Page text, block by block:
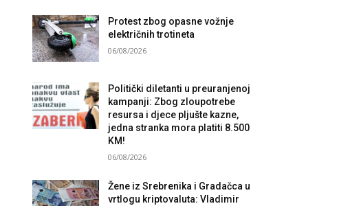
Protest zbog opasne vožnje
električnih trotineta
06/08/2026
Politički diletanti u preuranjenoj
kampanji: Zbog zloupotrebe
resursa i djece pljušte kazne,
jedna stranka mora platiti 8.500
KM!
06/08/2026
Žene iz Srebrenika i Gradačca u
vrtlogu kriptovaluta: Vladimir